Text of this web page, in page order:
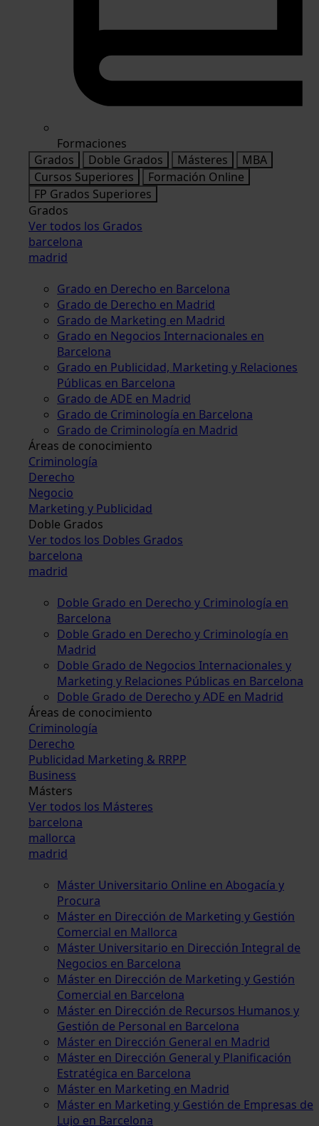
Formaciones
Grados
Doble Grados Másteres
MBA
Cursos Superiores
Formación Online
FP Grados Superiores
Grados
Ver todos los Grados
barcelona
madrid
Grado en Derecho en Barcelona
Grado de Derecho en Madrid
Grado de Marketing en Madrid
Grado en Negocios Internacionales en
Barcelona
Grado en Publicidad, Marketing y Relaciones
Públicas en Barcelona
Grado de ADE en Madrid
Grado de Criminología en Barcelona
Grado de Criminología en Madrid
Áreas de conocimiento
Criminología
Derecho
Negocio
Marketing y Publicidad
Doble Grados
Ver todos los Dobles Grados
barcelona
madrid
Doble Grado en Derecho y Criminología en
Barcelona
Doble Grado en Derecho y Criminología en
Madrid
Doble Grado de Negocios Internacionales y
Marketing y Relaciones Públicas en Barcelona
Doble Grado de Derecho y ADE en Madrid
Áreas de conocimiento
Criminología
Derecho
Publicidad Marketing & RRPP
Business
Másters
Ver todos los Másteres
barcelona
mallorca
madrid
Máster Universitario Online en Abogacía y
Procura
Máster en Dirección de Marketing y Gestión
Comercial en Mallorca
Máster Universitario en Dirección Integral de
Negocios en Barcelona
Máster en Dirección de Marketing y Gestión
Comercial en Barcelona
Máster en Dirección de Recursos Humanos y
Gestión de Personal en Barcelona
Máster en Dirección General en Madrid
Máster en Dirección General y Planificación
Estratégica en Barcelona
Máster en Marketing en Madrid
Máster en Marketing y Gestión de Empresas de
Lujo en Barcelona